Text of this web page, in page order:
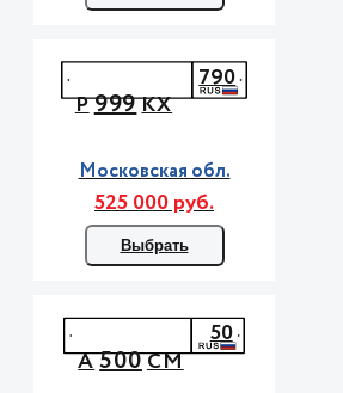
Р999КХ
790
Московская обл.
525 000 руб.
Выбрать
А500СМ
50